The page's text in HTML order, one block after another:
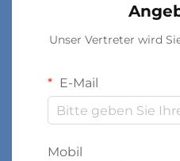
Unser Vertreter wird
E-Mail
Mobil